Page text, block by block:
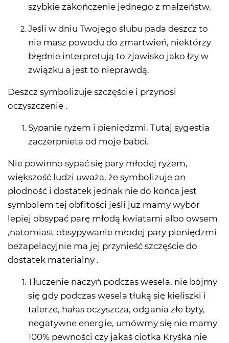
szybkie zakończenie jednego z małżeństw.
Jeśli w dniu Twojego ślubu pada deszcz to
nie masz powodu do zmartwień, niektórzy
błędnie interpretują to zjawisko jako łzy w
związku a jest to nieprawdą.
Deszcz symbolizuje szczęście i przynosi
oczyszczenie .
Sypanie ryżem i pieniędzmi. Tutaj sygestia
zaczerpnieta od moje babci.
Nie powinno sypać się pary młodej ryżem,
większość ludzi uważa, że symbolizuje on
płodność i dostatek jednak nie do końca jest
symbolem tej obfitości jeśli już mamy wybór
lepiej obsypać parę młodą kwiatami albo owsem
,natomiast obsypywanie młodej pary pieniędzmi
bezapelacyjnie ma jej przynieść szczęście do
dostatek materialny .
Tłuczenie naczyń podczas wesela, nie bójmy
się gdy podczas wesela tłuką się kieliszki i
talerze, hałas oczyszcza, odgania złe byty,
negatywne energie, umówmy się nie mamy
100% pewności czy jakaś ciotka Kryśka nie